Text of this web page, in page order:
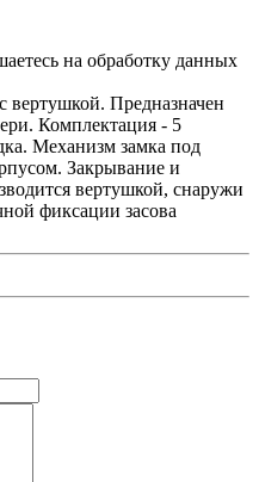
на обработку данных
Предназначен
Комплектация - 5
Механизм замка под
Закрывание и
вертушкой, снаружи
фиксации засова